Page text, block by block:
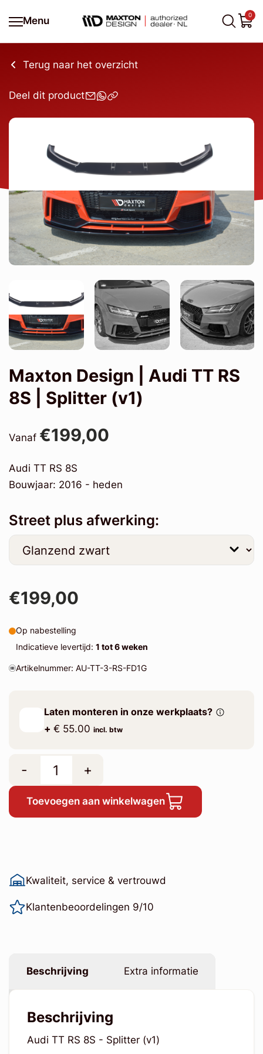
Menu
0
Terug naar het overzicht
Deel dit product
Maxton Design | Audi TT RS
8S | Splitter (v1)
Vanaf €199,00
Audi TT RS 8S
Bouwjaar: 2016 - heden
Street plus afwerking:
€199,00
Op nabestelling
Indicatieve levertijd: 1 tot 6 weken
Artikelnummer: AU-TT-3-RS-FD1G
Laten monteren in onze werkplaats?
+ € 55.00 incl. btw
- +
Toevoegen aan winkelwagen
Kwaliteit, service & vertrouwd
Klantenbeoordelingen 9/10
Beschrijving Extra informatie
Beschrijving
Audi TT RS 8S - Splitter (v1)